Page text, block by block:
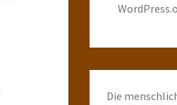
Die